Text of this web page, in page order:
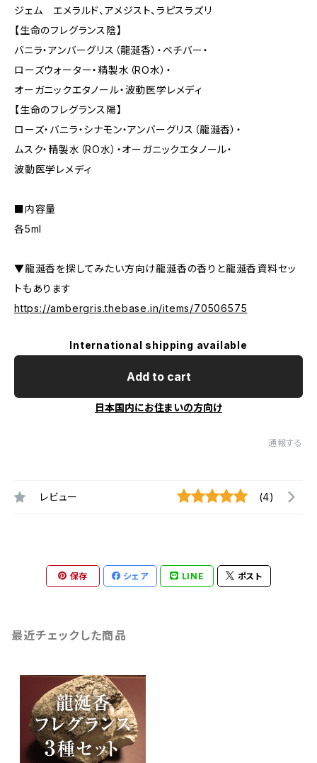
ジェム エメラルド、アメジスト、ラピスラズリ
【生命のフレグランス陰】
バニラ・アンバーグリス（龍涎香）・ベチバー・
ローズウォーター・精製水（RO水）・
オーガニックエタノール・波動医学レメディ
【生命のフレグランス陽】
ローズ・バニラ・シナモン・アンバーグリス（龍涎香）・
ムスク・精製水（RO水）・オーガニックエタノール・
波動医学レメディ
■内容量
各5ml
▼龍涎香を探してみたい方向け龍涎香の香りと龍涎香資料セッ
トもあります
https://ambergris.thebase.in/items/70506575
International shipping available
Add to cart
日本国内にお住まいの方向け
通報する
レビュー (4)
保存 シェア LINE ポスト
最近チェックした商品